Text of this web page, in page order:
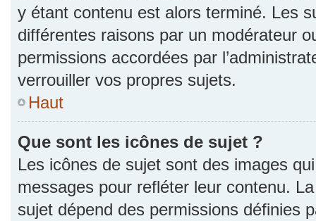
y étant contenu est alors terminé. Les
différentes raisons par un modérateur
permissions accordées par
verrouiller vos propres sujets.
Haut
Que sont les icônes de sujet ?
Les icônes de sujet sont des images
messages pour refléter leur contenu.
sujet dépend des permissions définies